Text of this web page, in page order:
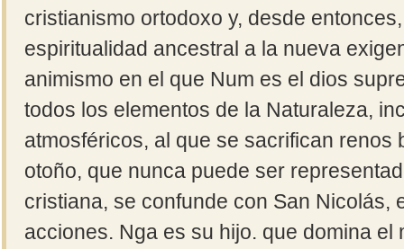
cristianismo ortodoxo y, desde
espiritualidad ancestral a la nueva
animismo en el que Num es el dios
todos los elementos de la Naturaleza,
atmosféricos, al que se sacrifican renos
otoño, que nunca puede ser
cristiana, se confunde con San Nicolás,
acciones. Nga es su hijo. que domina el